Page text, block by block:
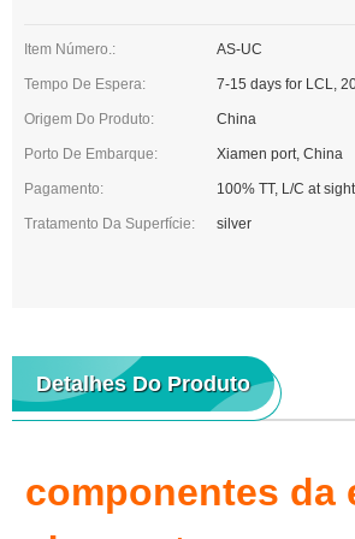
Item Número.: AS-UC
Tempo De Espera: 7-15 days for LCL,
Origem Do Produto: China
Porto De Embarque: Xiamen port, China
Pagamento: 100% TT, L/C at
Tratamento Da Superfície: silver
Detalhes Do Produto
componentes da